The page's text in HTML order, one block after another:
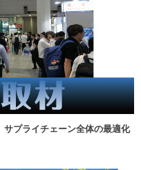
サプライチェーン全体の最適化